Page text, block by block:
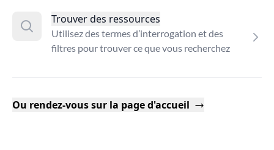
Trouver des ressources
Utilisez des termes d’interrogation et des
filtres pour trouver ce que vous recherchez
Ou rendez-vous sur la page d'accueil